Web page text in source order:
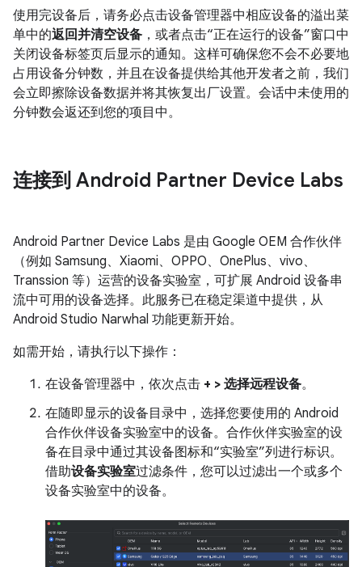
使用完设备后，请务必点击设备管理器中相应设备的溢出菜
单中的返回并清空设备 ，或者点击“正在运行的设备”窗口中
关闭设备标签页后显示的通知。这样可确保您不会不必要地
占用设备分钟数，并且在设备提供给其他开发者之前，我们
会立即擦除设备数据并将其恢复出厂设置。会话中未使用的
分钟数会返还到您的项目中。
连接到 Android Partner Device Labs
Android Partner Device Labs 是由 Google OEM 合作伙伴
（例如 Samsung、Xiaomi、OPPO、OnePlus、vivo、
Transsion 等）运营的设备实验室，可扩展 Android 设备串
流中可用的设备选择。此服务已在稳定渠道中提供，从
Android Studio Narwhal 功能更新开始。
如需开始，请执行以下操作：
在设备管理器中，依次点击 + > 选择远程设备。
在随即显示的设备目录中，选择您要使用的 Android
合作伙伴设备实验室中的设备。合作伙伴实验室的设
备在目录中通过其设备图标和“实验室”列进行标识。
借助设备实验室过滤条件，您可以过滤出一个或多个
设备实验室中的设备。